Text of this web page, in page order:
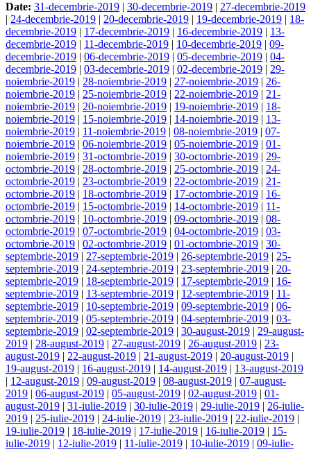
Date: 31-decembrie-2019 | 30-decembrie-2019 | 27-decembrie-2019
| 24-decembrie-2019 | 20-decembrie-2019 | 19-decembrie-2019 | 18-
decembrie-2019 | 17-decembrie-2019 | 16-decembrie-2019 | 13-
decembrie-2019 | 11-decembrie-2019 | 10-decembrie-2019 | 09-
decembrie-2019 | 06-decembrie-2019 | 05-decembrie-2019 | 04-
decembrie-2019 | 03-decembrie-2019 | 02-decembrie-2019 | 29-
noiembrie-2019 | 28-noiembrie-2019 | 27-noiembrie-2019 | 26-
noiembrie-2019 | 25-noiembrie-2019 | 22-noiembrie-2019 | 21-
noiembrie-2019 | 20-noiembrie-2019 | 19-noiembrie-2019 | 18-
noiembrie-2019 | 15-noiembrie-2019 | 14-noiembrie-2019 | 13-
noiembrie-2019 | 11-noiembrie-2019 | 08-noiembrie-2019 | 07-
noiembrie-2019 | 06-noiembrie-2019 | 05-noiembrie-2019 | 01-
noiembrie-2019 | 31-octombrie-2019 | 30-octombrie-2019 | 29-
octombrie-2019 | 28-octombrie-2019 | 25-octombrie-2019 | 24-
octombrie-2019 | 23-octombrie-2019 | 22-octombrie-2019 | 21-
octombrie-2019 | 18-octombrie-2019 | 17-octombrie-2019 | 16-
octombrie-2019 | 15-octombrie-2019 | 14-octombrie-2019 | 11-
octombrie-2019 | 10-octombrie-2019 | 09-octombrie-2019 | 08-
octombrie-2019 | 07-octombrie-2019 | 04-octombrie-2019 | 03-
octombrie-2019 | 02-octombrie-2019 | 01-octombrie-2019 | 30-
septembrie-2019 | 27-septembrie-2019 | 26-septembrie-2019 | 25-
septembrie-2019 | 24-septembrie-2019 | 23-septembrie-2019 | 20-
septembrie-2019 | 18-septembrie-2019 | 17-septembrie-2019 | 16-
septembrie-2019 | 13-septembrie-2019 | 12-septembrie-2019 | 11-
septembrie-2019 | 10-septembrie-2019 | 09-septembrie-2019 | 06-
septembrie-2019 | 05-septembrie-2019 | 04-septembrie-2019 | 03-
septembrie-2019 | 02-septembrie-2019 | 30-august-2019 | 29-august-
2019 | 28-august-2019 | 27-august-2019 | 26-august-2019 | 23-
august-2019 | 22-august-2019 | 21-august-2019 | 20-august-2019 |
19-august-2019 | 16-august-2019 | 14-august-2019 | 13-august-2019
| 12-august-2019 | 09-august-2019 | 08-august-2019 | 07-august-
2019 | 06-august-2019 | 05-august-2019 | 02-august-2019 | 01-
august-2019 | 31-iulie-2019 | 30-iulie-2019 | 29-iulie-2019 | 26-iulie-
2019 | 25-iulie-2019 | 24-iulie-2019 | 23-iulie-2019 | 22-iulie-2019 |
19-iulie-2019 | 18-iulie-2019 | 17-iulie-2019 | 16-iulie-2019 | 15-
iulie-2019 | 12-iulie-2019 | 11-iulie-2019 | 10-iulie-2019 | 09-iulie-